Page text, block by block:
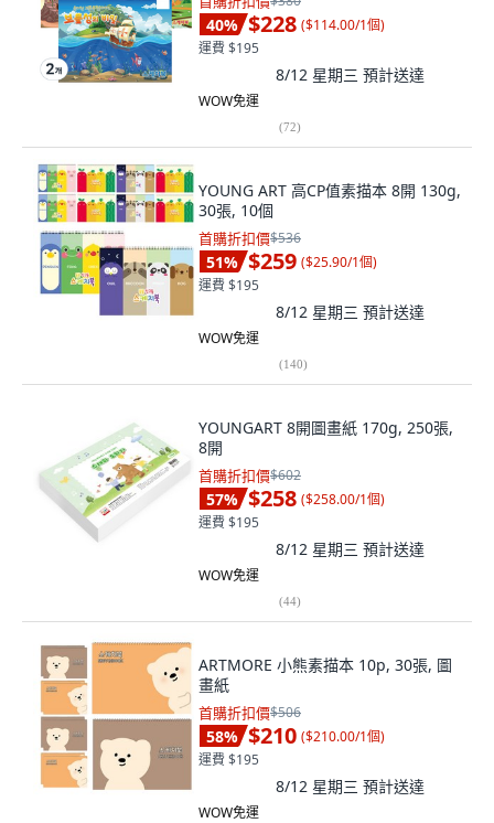
40% $228 ($114.00/1個)
運費 $195
8/12 星期三 預計送達
WOW免運
(72)
YOUNG ART 高CP值素描本 8開 130g,
30張, 10個
首購折扣價$536
51% $259 ($25.90/1個)
運費 $195
8/12 星期三 預計送達
WOW免運
(140)
YOUNGART 8開圖畫紙 170g, 250張,
8開
首購折扣價$602
57% $258 ($258.00/1個)
運費 $195
8/12 星期三 預計送達
WOW免運
(44)
ARTMORE 小熊素描本 10p, 30張, 圖
畫紙
首購折扣價$506
58% $210 ($210.00/1個)
運費 $195
8/12 星期三 預計送達
WOW免運